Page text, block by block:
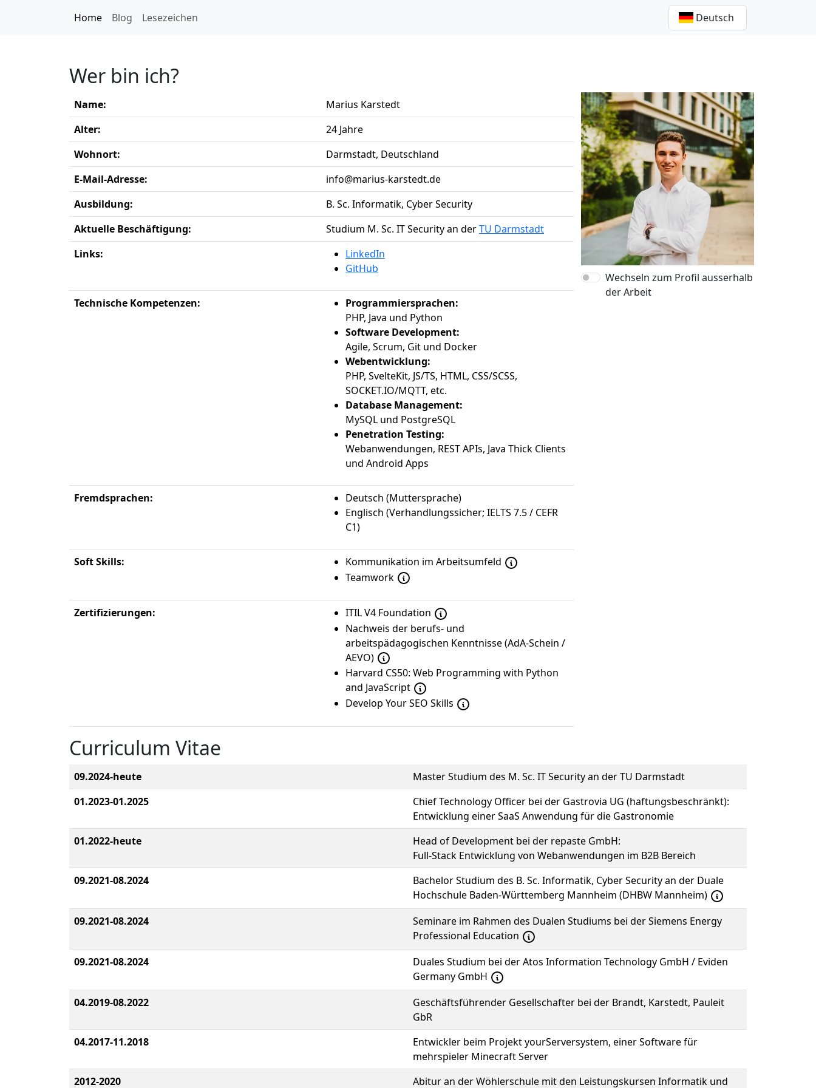
Home Blog Lesezeichen Deutsch
Wer bin ich?
Name:
Marius Karstedt
Alter:
24 Jahre
Wohnort:
Darmstadt, Deutschland
E-Mail-Adresse:
info@marius-karstedt.de
Ausbildung:
B. Sc. Informatik, Cyber Security
Aktuelle Beschäftigung:
Studium M. Sc. IT Security an derTU Darmstadt
Links:
LinkedIn
GitHub
Technische Kompetenzen:
Programmiersprachen:
PHP, Java und Python
Software Development:
Agile, Scrum, Git und Docker
Webentwicklung:
PHP, SvelteKit, JS/TS, HTML, CSS/SCSS,
SOCKET.IO/MQTT, etc.
Database Management:
MySQL und PostgreSQL
Penetration Testing:
Webanwendungen, REST APIs, Java Thick Clients
und Android Apps
Fremdsprachen:
Deutsch (Muttersprache)
Englisch (Verhandlungssicher; IELTS 7.5 / CEFR
C1)
Soft Skills:
Kommunikation im Arbeitsumfeld
Teamwork
Zertifizierungen:
ITIL V4 Foundation
Nachweis der berufs- und
arbeitspädagogischen Kenntnisse (AdA-Schein /
AEVO)
Harvard CS50: Web Programming with Python
and JavaScript
Develop Your SEO Skills
Wechseln zum Profil ausserhalb
der Arbeit
Curriculum Vitae
09.2024-heute
Master Studium des M. Sc. IT Security an der TU Darmstadt
01.2023-01.2025
Chief Technology Officer bei der Gastrovia UG (haftungsbeschränkt):
Entwicklung einer SaaS Anwendung für die Gastronomie
01.2022-heute
Head of Development bei der repaste GmbH:
Full-Stack Entwicklung von Webanwendungen im B2B Bereich
09.2021-08.2024
Bachelor Studium des B. Sc. Informatik, Cyber Security an der Duale
Hochschule Baden-Württemberg Mannheim (DHBW Mannheim)
09.2021-08.2024
Seminare im Rahmen des Dualen Studiums bei der Siemens Energy
Professional Education
09.2021-08.2024
Duales Studium bei der Atos Information Technology GmbH / Eviden
Germany GmbH
04.2019-08.2022
Geschäftsführender Gesellschafter bei der Brandt, Karstedt, Pauleit
GbR
04.2017-11.2018
Entwickler beim Projekt yourServersystem, einer Software für
mehrspieler Minecraft Server
2012-2020
Abitur an der Wöhlerschule mit den Leistungskursen Informatik und